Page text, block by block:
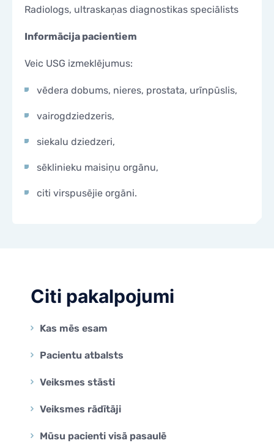
KONTAKTI
Radiologs, ultraskaņas diagnostikas speciālists
Informācija pacientiem
Veic USG izmeklējumus:
vēdera dobums, nieres, prostata, urīnpūslis,
vairogdziedzeris,
siekalu dziedzeri,
sēklinieku maisiņu orgānu,
citi virspusējie orgāni.
Citi pakalpojumi
Kas mēs esam
Pacientu atbalsts
Veiksmes stāsti
Veiksmes rādītāji
Mūsu pacienti visā pasaulē